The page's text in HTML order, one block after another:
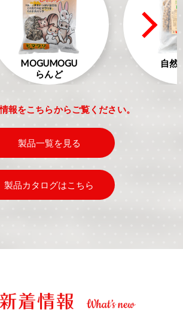
MOGUMOGU
らんど
自然
報をこちらからご覧ください。
製品一覧を見る
製品カタログはこちら